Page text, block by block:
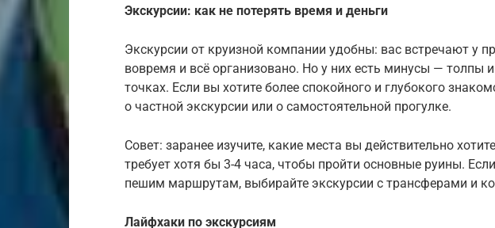
Экскурсии: как не потерять время и деньги
Экскурсии от круизной компании удобны: вас встречают у
вовремя и всё организовано. Но у них есть минусы — толпы
точках. Если вы хотите более спокойного и глубокого
о частной экскурсии или о самостоятельной прогулке.
Совет: заранее изучите, какие места вы действительно
требует хотя бы 3-4 часа, чтобы пройти основные руины.
пешим маршрутам, выбирайте экскурсии с трансферами и
Лайфхаки по экскурсиям